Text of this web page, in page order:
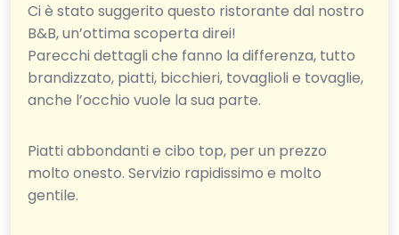
Ci è stato suggerito questo ristorante dal nostro
B&B, un’ottima scoperta direi!
Parecchi dettagli che fanno la differenza, tutto
brandizzato, piatti, bicchieri, tovaglioli e tovaglie,
anche l’occhio vuole la sua parte.
Piatti abbondanti e cibo top, per un prezzo
molto onesto. Servizio rapidissimo e molto
gentile.